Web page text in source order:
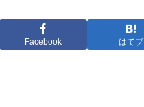
Facebook はてブ